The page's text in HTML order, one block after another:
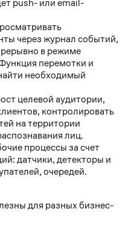
push- или email-
через журнал событий,
в режиме
перемотки и
необходимый
целевой аудитории,
контролировать
на территории
лиц.
процессы за счет
датчики, детекторы и
очередей.
для разных бизнес-